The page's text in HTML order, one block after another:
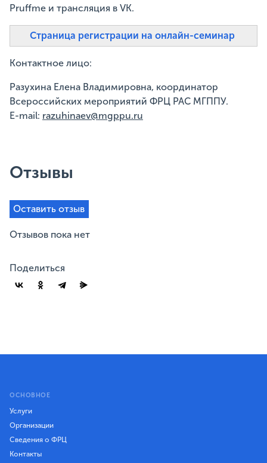
Pruffme и трансляция в VK.
Страница регистрации на онлайн-семинар
Контактное лицо:
Разухина Елена Владимировна, координатор
Всероссийских мероприятий ФРЦ РАС МГППУ.
E-mail: razuhinaev@mgppu.ru
Отзывы
Оставить отзыв
Отзывов пока нет
Поделиться
ОСНОВНОЕ
Услуги
Организации
Сведения о ФРЦ
Контакты